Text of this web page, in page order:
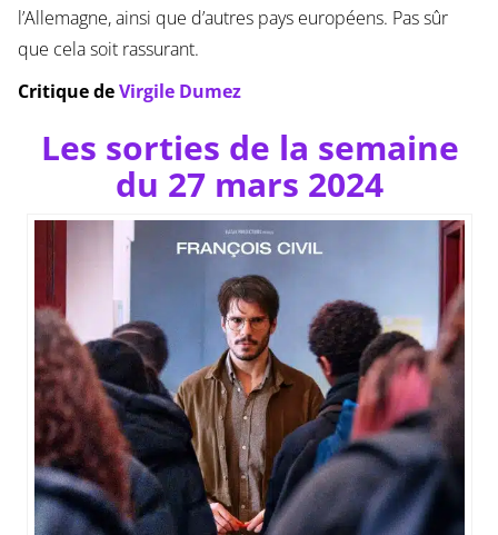
l’Allemagne, ainsi que d’autres pays européens. Pas sûr
que cela soit rassurant.
Critique deVirgile Dumez
Les sorties de la semaine
du 27 mars 2024